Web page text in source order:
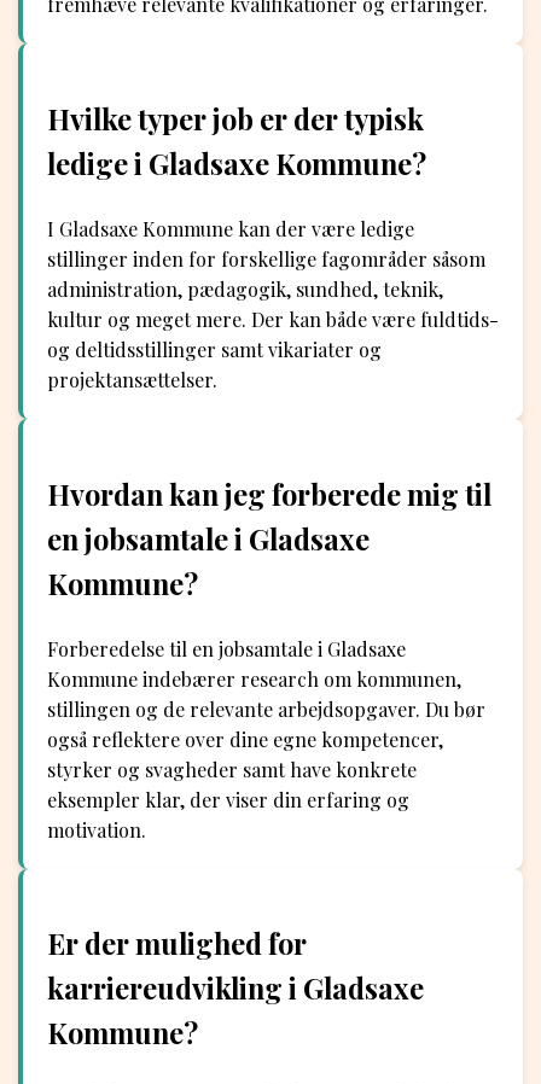
Hvilke typer job er der typisk
ledige i Gladsaxe Kommune?
I Gladsaxe Kommune kan der være ledige
stillinger inden for forskellige fagområder såsom
administration, pædagogik, sundhed, teknik,
kultur og meget mere. Der kan både være fuldtids-
og deltidsstillinger samt vikariater og
projektansættelser.
Hvordan kan jeg forberede mig til
en jobsamtale i Gladsaxe
Kommune?
Forberedelse til en jobsamtale i Gladsaxe
Kommune indebærer research om kommunen,
stillingen og de relevante arbejdsopgaver. Du bør
også reflektere over dine egne kompetencer,
styrker og svagheder samt have konkrete
eksempler klar, der viser din erfaring og
motivation.
Er der mulighed for
karriereudvikling i Gladsaxe
Kommune?